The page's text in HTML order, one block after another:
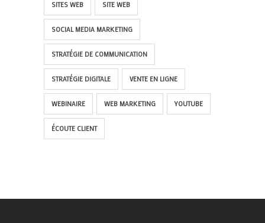
SITES WEB SITE WEB
SOCIAL MEDIA MARKETING
STRATÉGIE DE COMMUNICATION
STRATÉGIE DIGITALE VENTE EN LIGNE
WEBINAIRE WEB MARKETING YOUTUBE
ÉCOUTE CLIENT